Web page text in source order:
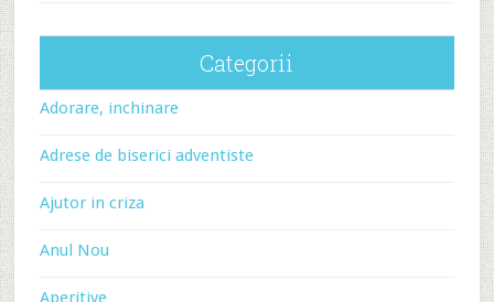
Categorii
Adorare, inchinare
Adrese de biserici adventiste
Ajutor in criza
Anul Nou
Aperitive